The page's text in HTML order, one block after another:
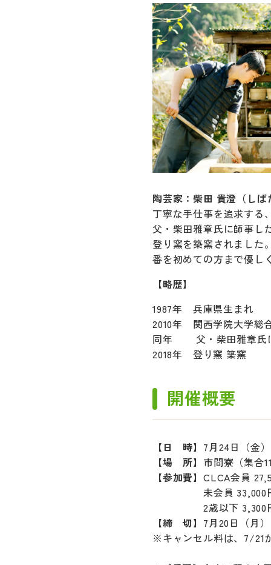
陶芸家：柴田 貴澄（し
丁寧な手仕事を追求する
父・柴田雅章氏に師事し
登り窯を築窯されました
番を初めての方まで優し
【略歴】
1987年 兵庫県生まれ
2010年 関西学院大学総
同年 父・柴田雅章氏
2018年 登り窯 築窯
開催概要
【日 時】 7月24日（金
【場 所】 市間寮（集合
【参加費】 CLCA会員
未会員 33,000円
2歳以下 3,300円
【締 切】7月20日（月）
※キャンセル料は、7/21